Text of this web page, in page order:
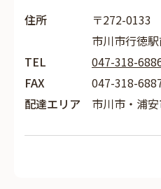
住所
〒272-0133
市川市行徳
TEL
047-318-
FAX
047-318-
配達エリア
市川市・浦